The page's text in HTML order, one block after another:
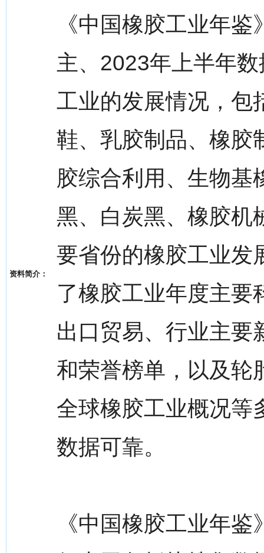
资料简介：
《中国橡胶工业年
主、2023年上半年
工业的发展情况，包
鞋、乳胶制品、橡胶
胶综合利用、生物基
黑、白炭黑、橡胶机
要省份的橡胶工业发
了橡胶工业年度主要
出口贸易、行业主要
和荣誉榜单，以及轮
全球橡胶工业概况等
数据可靠。
《中国橡胶工业年